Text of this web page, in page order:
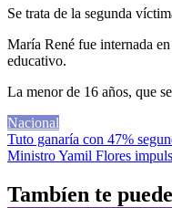
Se trata de la segunda
María René fue internada
educativo.
​La menor de 16 años, que
Nacional
Navegación
de
entradas
Tuto ganaría con 47%
Ministro Yamil Flores
Tambíen te